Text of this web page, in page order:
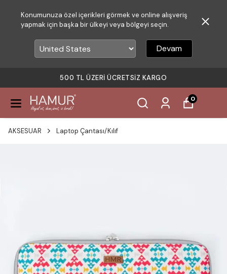
Konumunuza özel içerikleri görmek ve online alışveriş
yapmak için başka bir ülkeyi veya bölgeyi seçin.
Devam
500 TL ÜZERI ÜCRETSIZ KARGO
0
AKSESUAR Laptop Çantası/Kılıf